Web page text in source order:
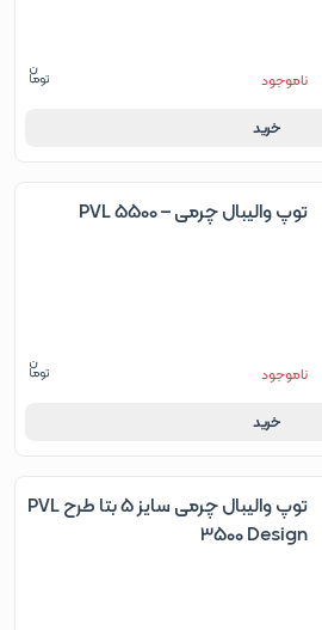
ناموجود
خرید
توپ والیبال چرمی – PVL 5500
ناموجود
خرید
توپ والیبال چرمی سایز 5 بتا طرح PVL
3500 Design